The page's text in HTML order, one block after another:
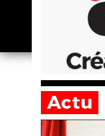
Actu